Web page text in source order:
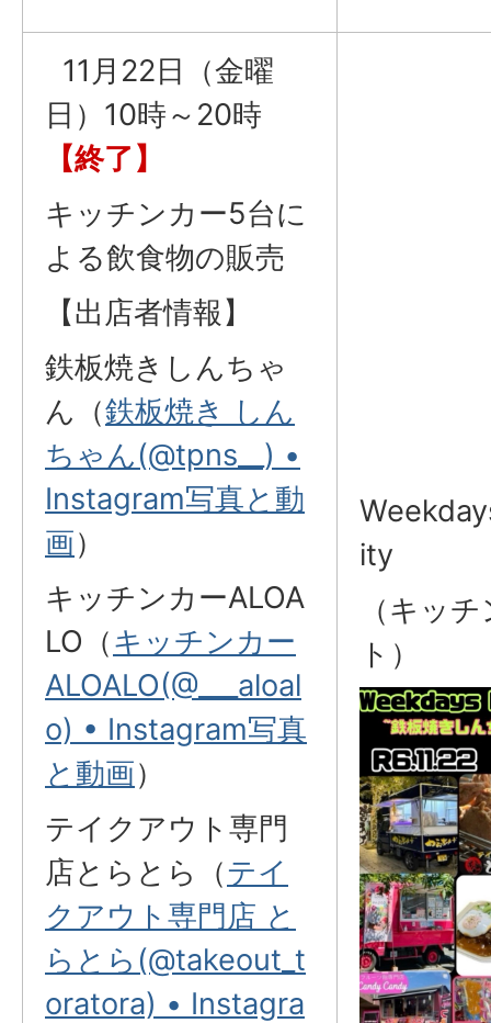
11月22日（金曜
日）10時～20時
【終了】
キッチンカー5台に
よる飲食物の販売
【出店者情報】
鉄板焼きしんちゃ
ん（鉄板焼き しん
ちゃん(@tpns__) •
Instagram写真と動
画）
キッチンカーALOA
LO（キッチンカー
ALOALO(@___aloal
o) • Instagram写真
と動画）
テイクアウト専門
店とらとら（テイ
クアウト専門店 と
らとら(@takeout_t
oratora) • Instagra
ity
（キッ
ト）